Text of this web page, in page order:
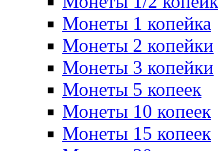
Монеты 1 копейка
Монеты 2 копейки
Монеты 3 копейки
Монеты 5 копеек
Монеты 10 копеек
Монеты 15 копеек